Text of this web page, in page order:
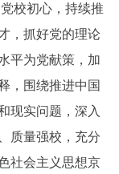
日本語
РУССКИЙ ЯЗЫК
PORTUGUÊS
校初心，持续推
，抓好党的理论
平为党献策，加
，围绕推进中国
现实问题，深入
质量强校，充分
社会主义思想京